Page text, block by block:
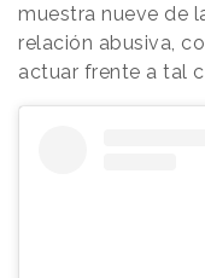
muestra nueve de
relación abusiva,
actuar frente a tal